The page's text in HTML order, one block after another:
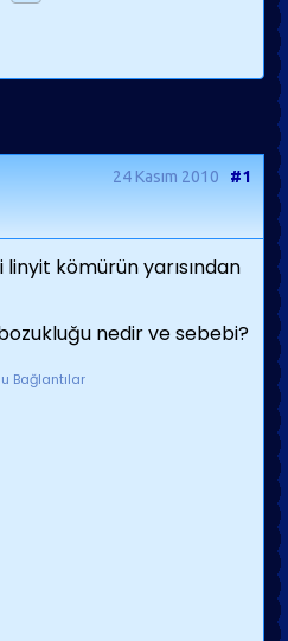
24 Kasım 2010 #1
kömürün yarısından
nedir ve sebebi?
Bağlantılar